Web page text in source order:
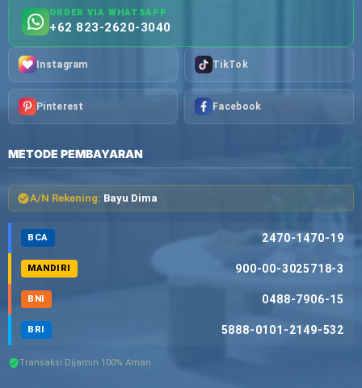
ORDER VIA WHATSAPP
+62 823-2620-3040
Instagram TikTok
Pinterest Facebook
METODE PEMBAYARAN
A/N Rekening: Bayu Dima
BCA 2470-1470-19
MANDIRI 900-00-3025718-3
BNI 0488-7906-15
BRI 5888-0101-2149-532
Transaksi Dijamin 100% Aman